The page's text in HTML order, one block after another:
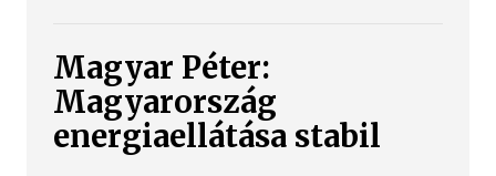
Magyar Péter:
Magyarország
energiaellátása stabil